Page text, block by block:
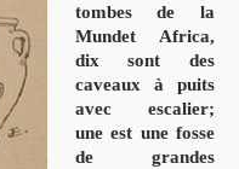
tombes de la
Mundet Africa,
dix sont des
caveaux à puits
avec escalier;
une est une fosse
de grandes